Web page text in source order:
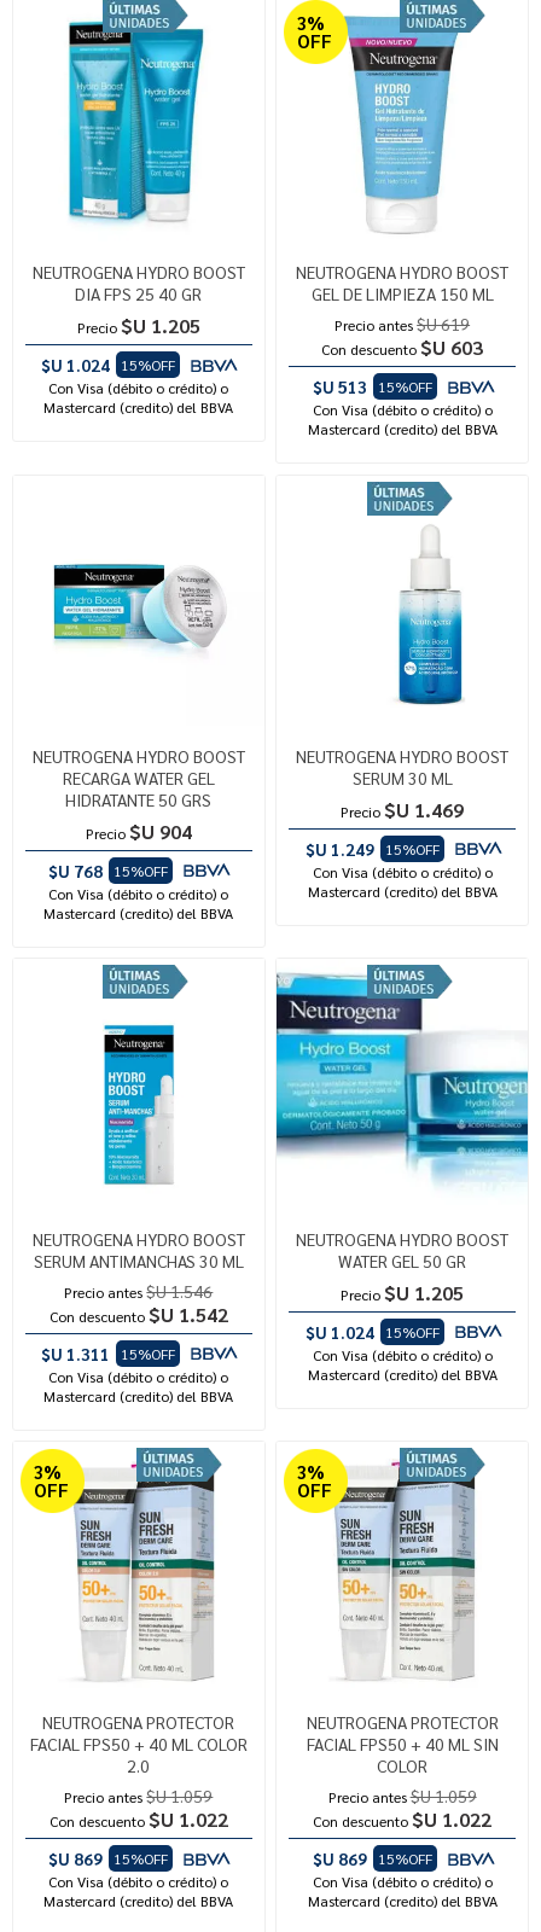
NEUTROGENA HYDRO BOOST
DIA FPS 25 40 GR
Precio $U 1.205
$U 1.024
15%OFF
Con Visa (débito o crédito) o
Mastercard (credito) del BBVA
3%
OFF
NEUTROGENA HYDRO BOOST
GEL DE LIMPIEZA 150 ML
Precio antes$U 619
Con descuento $U 603
$U 513
15%OFF
Con Visa (débito o crédito) o
Mastercard (credito) del BBVA
NEUTROGENA HYDRO BOOST
RECARGA WATER GEL
HIDRATANTE 50 GRS
Precio $U 904
$U 768
15%OFF
Con Visa (débito o crédito) o
Mastercard (credito) del BBVA
NEUTROGENA HYDRO BOOST
SERUM 30 ML
Precio $U 1.469
$U 1.249
15%OFF
Con Visa (débito o crédito) o
Mastercard (credito) del BBVA
NEUTROGENA HYDRO BOOST
SERUM ANTIMANCHAS 30 ML
Precio antes $U 1.546
Con descuento $U 1.542
$U 1.311
15%OFF
Con Visa (débito o crédito) o
Mastercard (credito) del BBVA
NEUTROGENA HYDRO BOOST
WATER GEL 50 GR
Precio $U 1.205
$U 1.024
15%OFF
Con Visa (débito o crédito) o
Mastercard (credito) del BBVA
3%
OFF
NEUTROGENA PROTECTOR
FACIAL FPS50 + 40 ML COLOR
2.0
Precio antes $U 1.059
Con descuento $U 1.022
$U 869
15%OFF
Con Visa (débito o crédito) o
Mastercard (credito) del BBVA
3%
OFF
NEUTROGENA PROTECTOR
FACIAL FPS50 + 40 ML SIN
COLOR
Precio antes$U 1.059
Con descuento $U 1.022
$U 869
15%OFF
Con Visa (débito o crédito) o
Mastercard (credito) del BBVA